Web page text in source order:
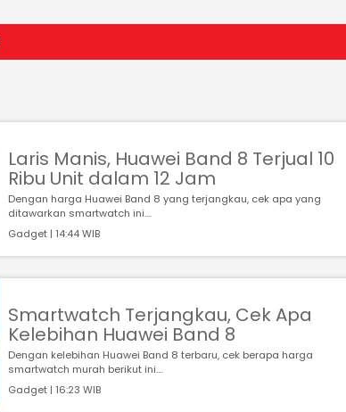
Laris Manis, Huawei Band 8 Terjual 10
Ribu Unit dalam 12 Jam
Dengan harga Huawei Band 8 yang terjangkau, cek apa yang
ditawarkan smartwatch ini....
Gadget | 14:44 WIB
Smartwatch Terjangkau, Cek Apa
Kelebihan Huawei Band 8
Dengan kelebihan Huawei Band 8 terbaru, cek berapa harga
smartwatch murah berikut ini....
Gadget | 16:23 WIB